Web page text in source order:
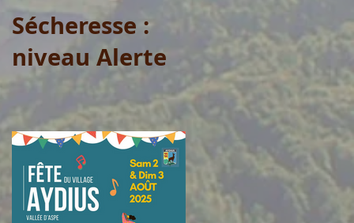
Sécheresse :
niveau Alerte